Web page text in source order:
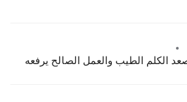
الكلم الطيب والعمل الصالح يرفعه